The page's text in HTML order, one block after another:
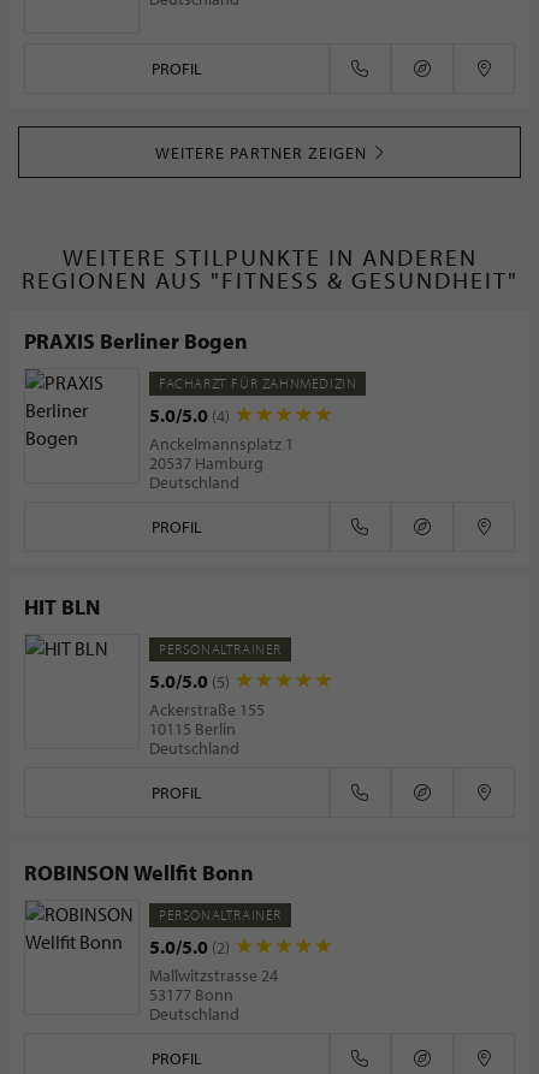
PROFIL
WEITERE PARTNER ZEIGEN
WEITERE STILPUNKTE IN ANDEREN
REGIONEN AUS "FITNESS & GESUNDHEIT"
PRAXIS Berliner Bogen
FACHARZT FÜR ZAHNMEDIZIN
5.0/5.0 (4)
Anckelmannsplatz 1
20537 Hamburg
Deutschland
PROFIL
HIT BLN
PERSONALTRAINER
5.0/5.0 (5)
Ackerstraße 155
10115 Berlin
Deutschland
PROFIL
ROBINSON Wellfit Bonn
PERSONALTRAINER
5.0/5.0 (2)
Mallwitzstrasse 24
53177 Bonn
Deutschland
PROFIL